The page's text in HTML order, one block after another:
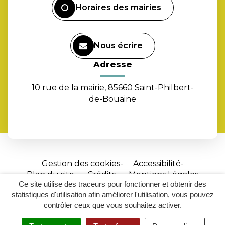
Ce site utilise des traceurs pour fonctionner et obtenir des
statistiques d'utilisation afin améliorer l'utilisation, vous pouvez
contrôler ceux que vous souhaitez activer.
Horaires des mairies
Nous écrire
Adresse
10 rue de la mairie, 85660 Saint-Philbert-
de-Bouaine
Gestion des cookies
Accessibilité
Plan du site
Crédits
Mentions Légales
Site
réalisé
par